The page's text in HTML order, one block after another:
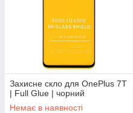
Захисне скло для OnePlus 7T
| Full Glue | чорний
Немає в наявності